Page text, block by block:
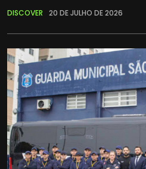
DISCOVER 20 DE JULHO DE 2026